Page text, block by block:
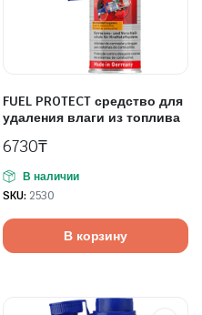
FUEL PROTECT средство для
удаления влаги из топлива
6730₸
В наличии
SKU: 2530
В корзину